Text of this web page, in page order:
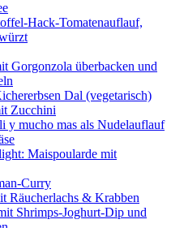
Hack-Tomatenauflauf,
Gorgonzola überbacken und
Dal (vegetarisch)
Zucchini
y mucho mas als Nudelauflauf
Maispoularde mit
Curry
Räucherlachs & Krabben
Shrimps-Joghurt-Dip und